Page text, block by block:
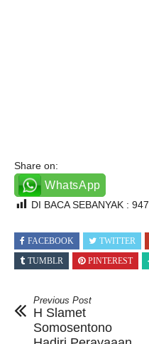
Share on:
WhatsApp
DI BACA SEBANYAK : 947
FACEBOOK TWITTER
TUMBLR
PINTEREST
Previous Post
H Slamet
Somosentono